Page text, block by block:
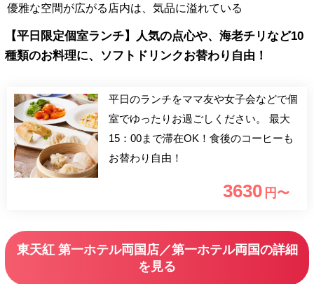
優雅な空間が広がる店内は、気品に溢れている
【平日限定個室ランチ】人気の点心や、海老チリなど10
種類のお料理に、ソフトドリンクお替わり自由！
平日のランチをママ友や女子会などで個
室でゆったりお過ごしください。 最大
15：00まで滞在OK！食後のコーヒーも
お替わり自由！
3630 円〜
東天紅 第一ホテル両国店／第一ホテル両国の詳細
を見る